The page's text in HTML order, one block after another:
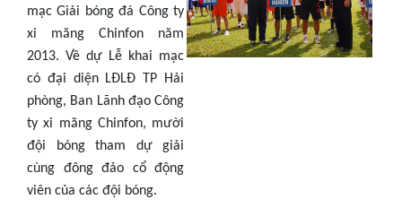
mạc Giải bóng đá Công ty
xi măng Chinfon năm
2013. Về dự Lễ khai mạc
có đại diện LĐLĐ TP Hải
phòng, Ban Lãnh đạo Công
ty xi măng Chinfon, mười
đội bóng tham dự giải
cùng đông đảo cổ động
viên của các đội bóng.